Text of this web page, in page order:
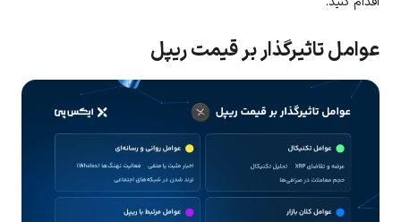
عوامل تاثیرگذار بر قیمت ریپل